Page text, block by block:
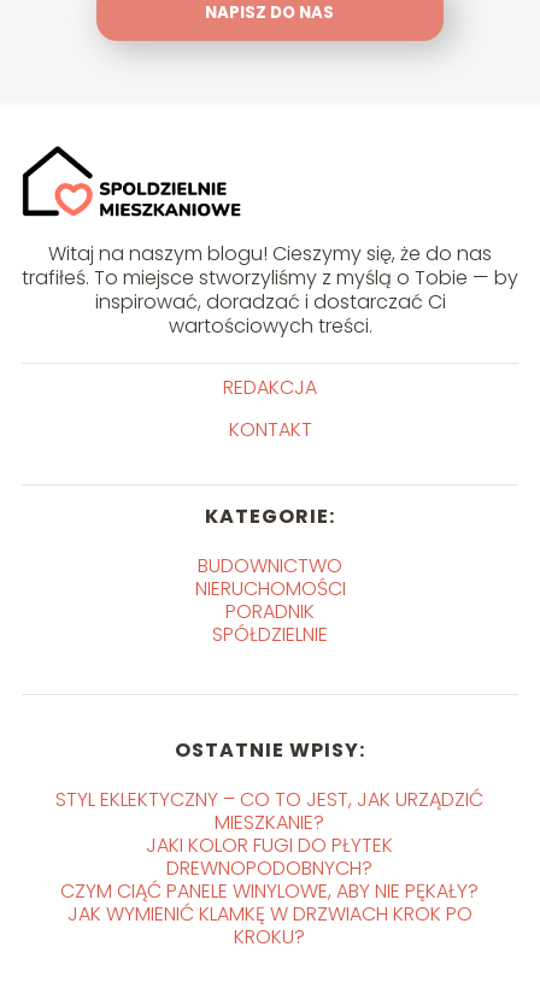
NAPISZ DO NAS
Witaj na naszym blogu! Cieszymy się, że do nas
trafiłeś. To miejsce stworzyliśmy z myślą o Tobie — by
inspirować, doradzać i dostarczać Ci
wartościowych treści.
REDAKCJA
KONTAKT
KATEGORIE:
BUDOWNICTWO
NIERUCHOMOŚCI
PORADNIK
SPÓŁDZIELNIE
OSTATNIE WPISY:
STYL EKLEKTYCZNY – CO TO JEST, JAK URZĄDZIĆ
MIESZKANIE?
JAKI KOLOR FUGI DO PŁYTEK
DREWNOPODOBNYCH?
CZYM CIĄĆ PANELE WINYLOWE, ABY NIE PĘKAŁY?
JAK WYMIENIĆ KLAMKĘ W DRZWIACH KROK PO
KROKU?